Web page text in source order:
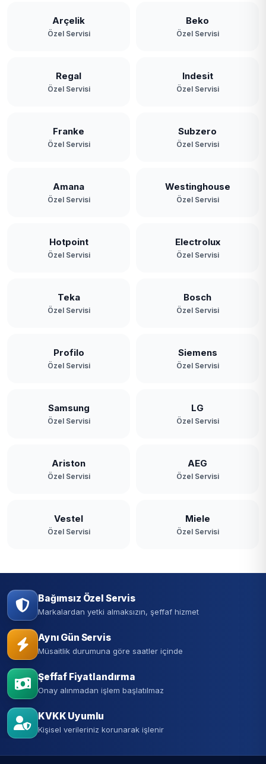
Arçelik
Özel Servisi
Beko
Özel Servisi
Regal
Özel Servisi
Indesit
Özel Servisi
Franke
Özel Servisi
Subzero
Özel Servisi
Amana
Özel Servisi
Westinghouse
Özel Servisi
Hotpoint
Özel Servisi
Electrolux
Özel Servisi
Teka
Özel Servisi
Bosch
Özel Servisi
Profilo
Özel Servisi
Siemens
Özel Servisi
Samsung
Özel Servisi
LG
Özel Servisi
Ariston
Özel Servisi
AEG
Özel Servisi
Vestel
Özel Servisi
Miele
Özel Servisi
Bağımsız Özel Servis
Markalardan yetki almaksızın, şeffaf hizmet
Aynı Gün Servis
Müsaitlik durumuna göre saatler içinde
Şeffaf Fiyatlandırma
Onay alınmadan işlem başlatılmaz
KVKK Uyumlu
Kişisel verileriniz korunarak işlenir